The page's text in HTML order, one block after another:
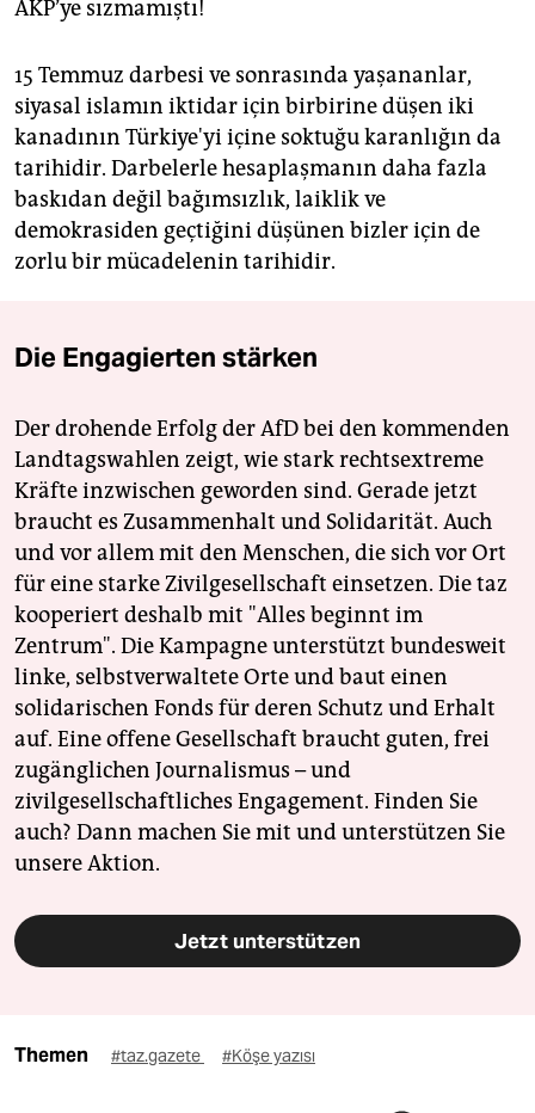
AKP’ye sızmamıştı!
15 Temmuz darbesi ve sonrasında yaşananlar,
siyasal islamın iktidar için birbirine düşen iki
kanadının Türkiye'yi içine soktuğu karanlığın da
tarihidir. Darbelerle hesaplaşmanın daha fazla
baskıdan değil bağımsızlık, laiklik ve
demokrasiden geçtiğini düşünen bizler için de
zorlu bir mücadelenin tarihidir.
Die Engagierten stärken
Der drohende Erfolg der AfD bei den kommenden
Landtagswahlen zeigt, wie stark rechtsextreme
Kräfte inzwischen geworden sind. Gerade jetzt
braucht es Zusammenhalt und Solidarität. Auch
und vor allem mit den Menschen, die sich vor Ort
für eine starke Zivilgesellschaft einsetzen. Die taz
kooperiert deshalb mit "Alles beginnt im
Zentrum". Die Kampagne unterstützt bundesweit
linke, selbstverwaltete Orte und baut einen
solidarischen Fonds für deren Schutz und Erhalt
auf. Eine offene Gesellschaft braucht guten, frei
zugänglichen Journalismus – und
zivilgesellschaftliches Engagement. Finden Sie
auch? Dann machen Sie mit und unterstützen Sie
unsere Aktion.
Jetzt unterstützen
Themen #taz.gazete #Köşe yazısı